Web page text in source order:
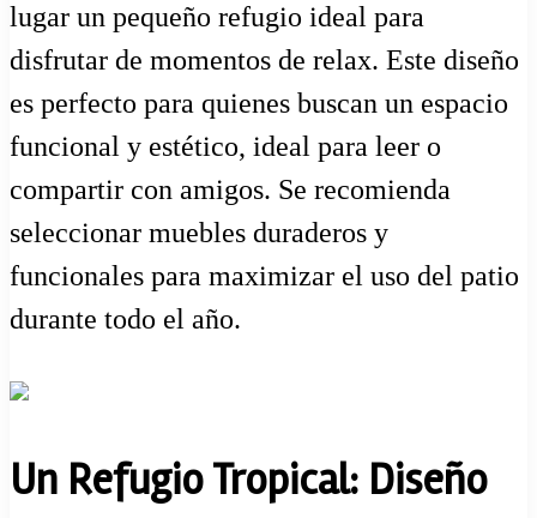
lugar un pequeño refugio ideal para
disfrutar de momentos de relax. Este diseño
es perfecto para quienes buscan un espacio
funcional y estético, ideal para leer o
compartir con amigos. Se recomienda
seleccionar muebles duraderos y
funcionales para maximizar el uso del patio
durante todo el año.
Un Refugio Tropical: Diseño